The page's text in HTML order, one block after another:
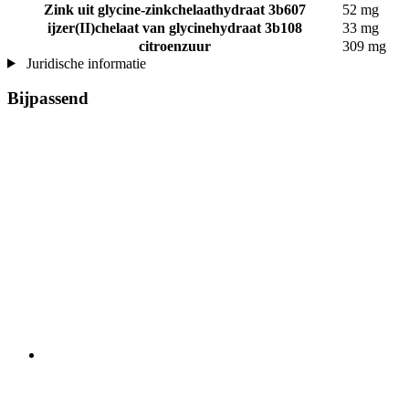
Zink uit glycine-zinkchelaathydraat 3b607
52 mg
ijzer(II)chelaat van glycinehydraat 3b108
33 mg
citroenzuur
309 mg
Juridische informatie
Bijpassend